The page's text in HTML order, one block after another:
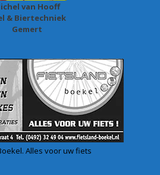
van Hooff
& Biertechniek
Gemert
Alles voor uw fiets